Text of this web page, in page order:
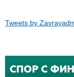
Tweets by